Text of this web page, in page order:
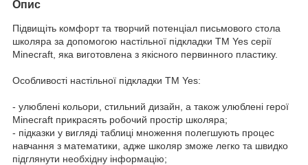
Опис
Підвищіть комфорт та творчий потенціал письмового стола
школяра за допомогою настільної підкладки ТМ Yes серії
Minecraft, яка виготовлена з якісного первинного пластику.
Особливості настільної підкладки ТМ Yes:
- улюблені кольори, стильний дизайн, а також улюблені герої
Minecraft прикрасять робочий простір школяра;
- підказки у вигляді таблиці множення полегшують процес
навчання з математики, адже школяр зможе легко та швидко
підглянути необхідну інформацію;